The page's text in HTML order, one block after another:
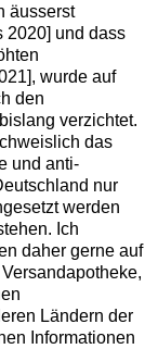
äusserst
2020] und dass
wurde auf
den
verzichtet.
das
und anti-
nur
werden
Ich
daher gerne auf
Ländern der
Informationen